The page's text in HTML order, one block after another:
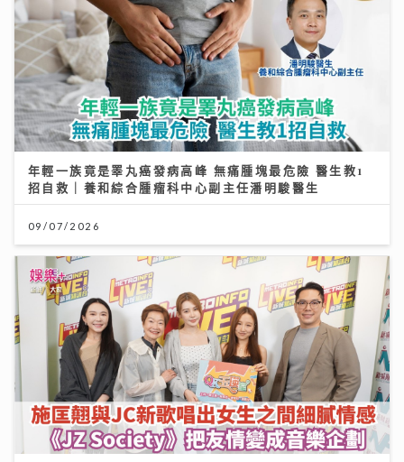
年輕一族竟是睪丸癌發病高峰 無痛腫塊最危險 醫生教1
招自救｜養和綜合腫瘤科中心副主任潘明駿醫生
09/07/2026